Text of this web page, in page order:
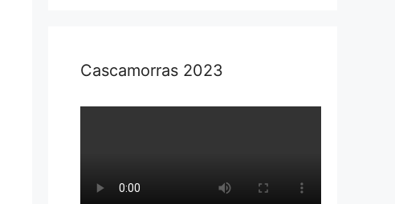
Cascamorras 2023